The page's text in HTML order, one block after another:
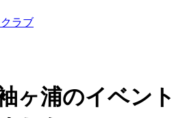
ラブ
ヶ浦のイベント